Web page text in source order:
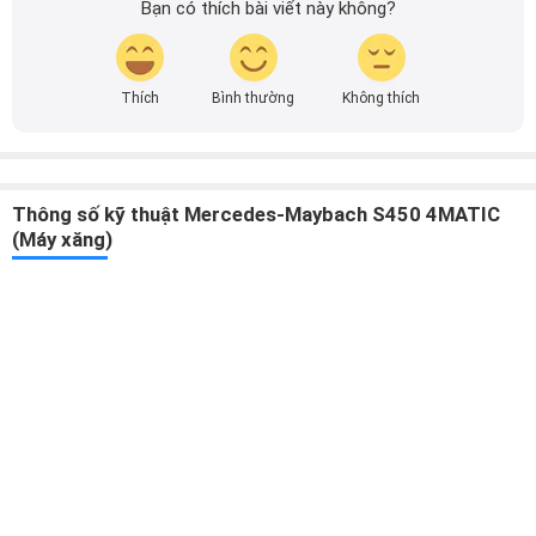
Bạn có thích bài viết này không?
Thích Bình thường Không thích
Thông số kỹ thuật Mercedes-Maybach S450 4MATIC
(Máy xăng)